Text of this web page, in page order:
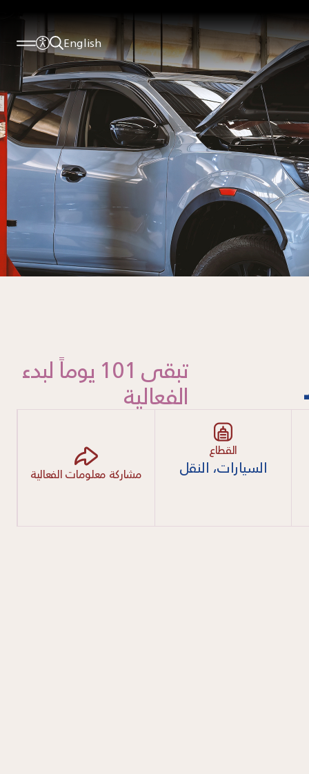
English
تبقى 101 يوماً لبدء
الفعالية
القطاع
السيارات، النقل مشاركة معلومات الفعالية